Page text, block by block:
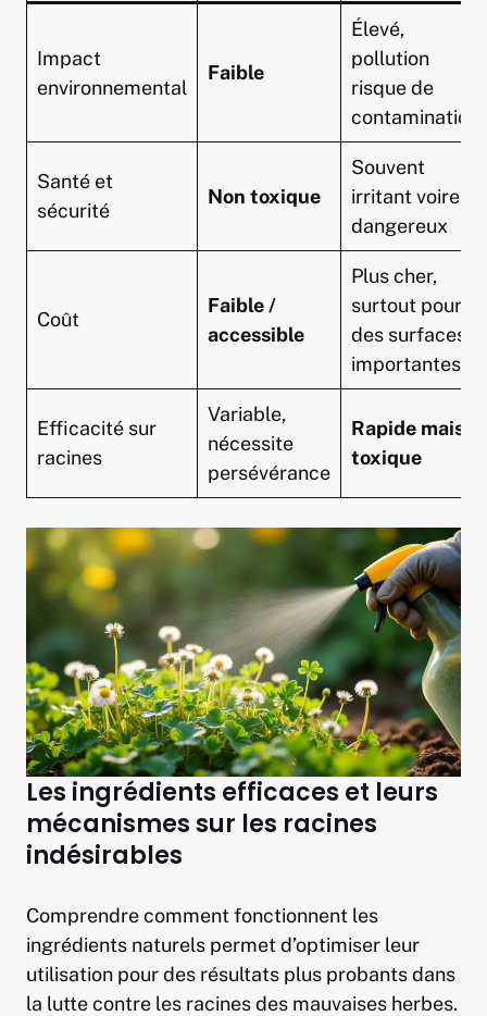
Impact
environnemental
Faible
Élevé,
pollution
risque de
contamination
Santé et
sécurité
Non toxique
Souvent
irritant voire
dangereux
Coût
Faible /
accessible
Plus cher,
surtout pour
des surfaces
importantes
Efficacité sur
racines
Variable,
nécessite
persévérance
Rapide mais
toxique
Les ingrédients efficaces et leurs
mécanismes sur les racines
indésirables
Comprendre comment fonctionnent les
ingrédients naturels permet d’optimiser leur
utilisation pour des résultats plus probants dans
la lutte contre les racines des mauvaises herbes.